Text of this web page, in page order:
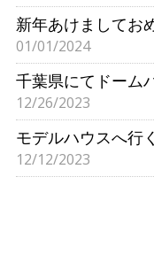
新年あけましてお
01/01/2024
千葉県にてドーム
12/26/2023
モデルハウスへ行く
12/12/2023